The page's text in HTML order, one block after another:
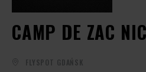
CAMP DE ZAC
FLYSPOT GDAŃSK